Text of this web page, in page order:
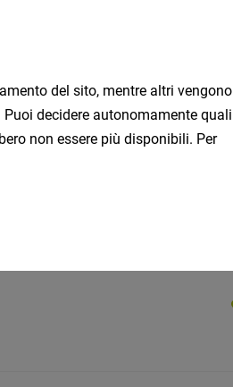
del sito, mentre altri vengono
decidere autonomamente quali
non essere più disponibili. Per